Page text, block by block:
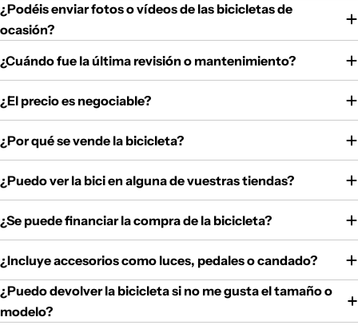
¿Podéis enviar fotos o vídeos de las bicicletas de
ocasión?
¿Cuándo fue la última revisión o mantenimiento?
¿El precio es negociable?
¿Por qué se vende la bicicleta?
¿Puedo ver la bici en alguna de vuestras tiendas?
¿Se puede financiar la compra de la bicicleta?
¿Incluye accesorios como luces, pedales o candado?
¿Puedo devolver la bicicleta si no me gusta el tamaño o
modelo?